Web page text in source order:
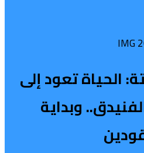
الحياة تعود إلى
وبداية